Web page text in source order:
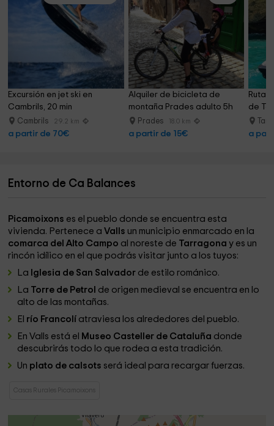
Excursión en jet ski en
Cambrils, 20 min
Cambrils 29.2 km
a partir de 70€
Alquiler de bicicleta de
montaña Prades adulto 5h
Prades 18.0 km
a partir de 15€
Ruta
de
a
Entorno de Ca Balances
Picamoixons es el pueblo donde se encuentra esta
vivienda. Pertenece aValls un municipio enmarcado en la
comarca del Alto Campo al noreste de Tarragonay es un
rincón idílico en el que podrás visitar junto a los tuyos:
La Iglesia de San Salvador de estilo románico.
La Torre de Petrol de origen medieval se encuentra en lo
alto de las montañas.
El río Francolí atraviesa los alrededores del pueblo.
En Valls está el
Museo Casteller de Cataluña donde
descubrirás todo lo que rodea a esta tradición.
Un plato de calsots será ideal para recargar fuerzas.
Casas Rurales Picamoixons